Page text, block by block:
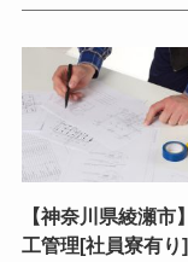
【神奈川県綾瀬市
工管理[社員寮有り